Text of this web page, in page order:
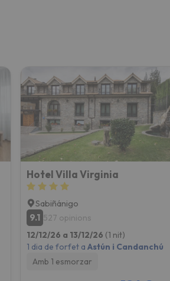
Hotel Villa Virginia
Sabiñánigo
9.1 527 opinions
12/12/26 a 13/12/26 (1 nit)
1 dia de forfet a Astún i Candanchú
Amb 1 esmorzar